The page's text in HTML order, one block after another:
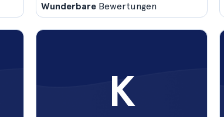
Wunderbare Bewertungen
K